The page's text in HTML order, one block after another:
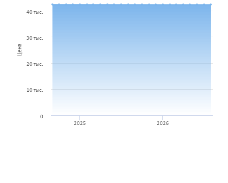
Цена
2025 2026
0
10 тыс.
20 тыс.
30 тыс.
40 тыс.